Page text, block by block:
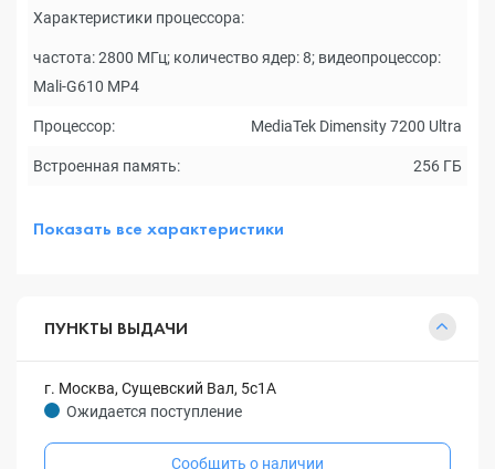
Характеристики процессора:
частота: 2800 МГц; количество ядер: 8; видеопроцессор:
Mali-G610 MP4
Процессор: MediaTek Dimensity 7200 Ultra
Встроенная память: 256 ГБ
Показать все характеристики
ПУНКТЫ ВЫДАЧИ
г. Москва, Сущевский Вал, 5с1А
Ожидается поступление
Сообщить о наличии